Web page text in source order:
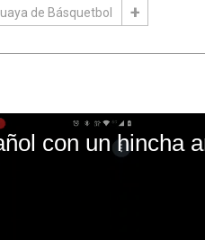
de Básquetbol